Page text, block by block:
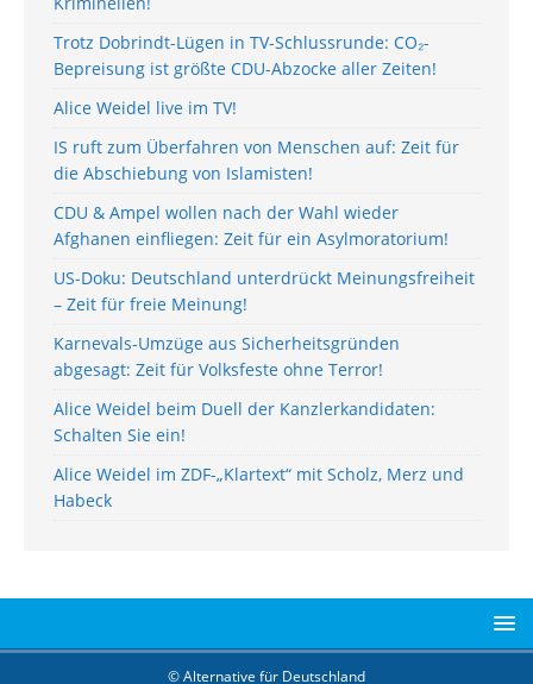
Trotz Dobrindt-Lügen in TV-Schlussrunde: CO₂-
Bepreisung ist größte CDU-Abzocke aller Zeiten!
Alice Weidel live im TV!
IS ruft zum Überfahren von Menschen auf: Zeit für
die Abschiebung von Islamisten!
CDU & Ampel wollen nach der Wahl wieder
Afghanen einfliegen: Zeit für ein Asylmoratorium!
US-Doku: Deutschland unterdrückt Meinungsfreiheit
– Zeit für freie Meinung!
Karnevals-Umzüge aus Sicherheitsgründen
abgesagt: Zeit für Volksfeste ohne Terror!
Alice Weidel beim Duell der Kanzlerkandidaten:
Schalten Sie ein!
Alice Weidel im ZDF-„Klartext“ mit Scholz, Merz und
Habeck
© Alternative für Deutschland